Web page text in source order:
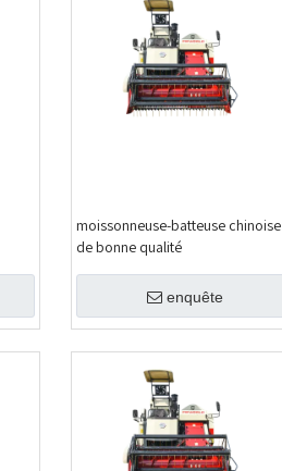
moissonneuse-batteuse chinoise
de bonne qualité
enquête